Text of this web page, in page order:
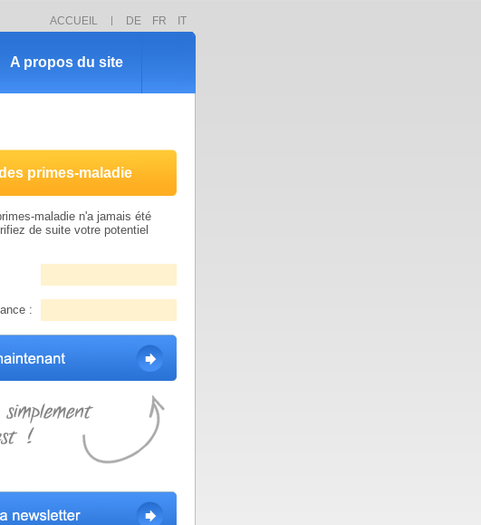
ACCUEIL DE FR IT
A propos du site
primes-maladie
maladie n'a jamais été
de suite votre potentiel
: